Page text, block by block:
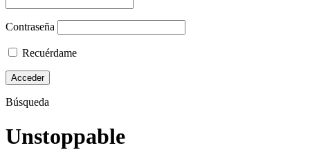
Contraseña
Recuérdame
Búsqueda
Unstoppable